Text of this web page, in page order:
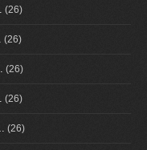
(26)
(26)
(26)
(26)
(26)